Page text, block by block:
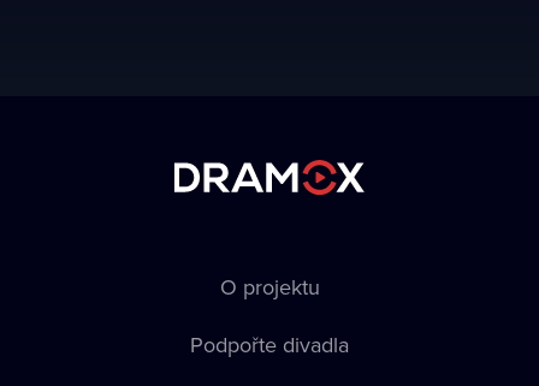
O projektu
Podpořte divadla